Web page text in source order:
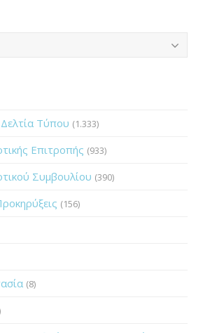
Τύπου (1.333)
Επιτροπής (933)
Συμβουλίου (390)
(156)
(8)